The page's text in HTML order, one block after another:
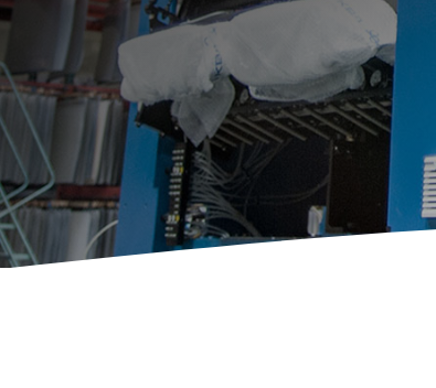
Stratis Pallets
Converting
Ulmex Industrie
System GmbH &
Co.KG
Wohlenberg
Buchbindesysteme
GmbH